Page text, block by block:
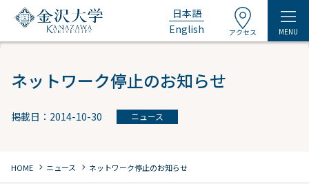
日本語
English
アクセス MENU
ネットワーク停止のお知らせ
掲載日：2014-10-30 ニュース
HOME chevron_right ニュース chevron_right ネットワーク停止のお知らせ